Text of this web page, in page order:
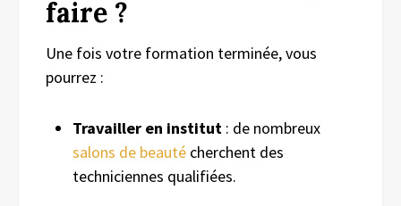
faire ?
Une fois votre formation terminée, vous
pourrez :
Travailler en institut : de nombreux
salons de beauté cherchent des
techniciennes qualifiées.